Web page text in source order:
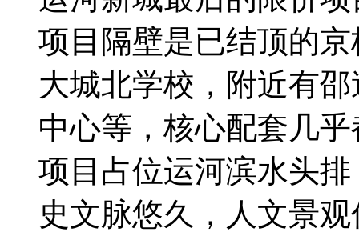
项目隔壁是已结顶的
大城北学校，附近有
中心等，核心配套几
项目占位运河滨水头
史文脉悠久，人文景